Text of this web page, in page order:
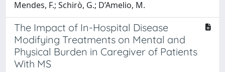
Mendes, F.; Schirò, G.; D’Amelio, M.
The Impact of In-Hospital Disease
Modifying Treatments on Mental and
Physical Burden in Caregiver of Patients
With MS